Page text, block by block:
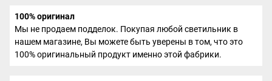
100% оригинал
Мы не продаем подделок. Покупая любой светильник в
нашем магазине, Вы можете быть уверены в том, что это
100% оригинальный продукт именно этой фабрики.